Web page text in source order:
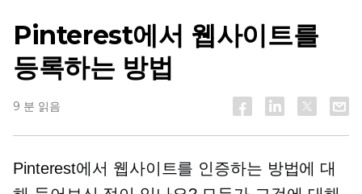
Pinterest에서 웹사이트를
등록하는 방법
9 분 읽음
Pinterest에서 웹사이트를 인증하는 방법에 대